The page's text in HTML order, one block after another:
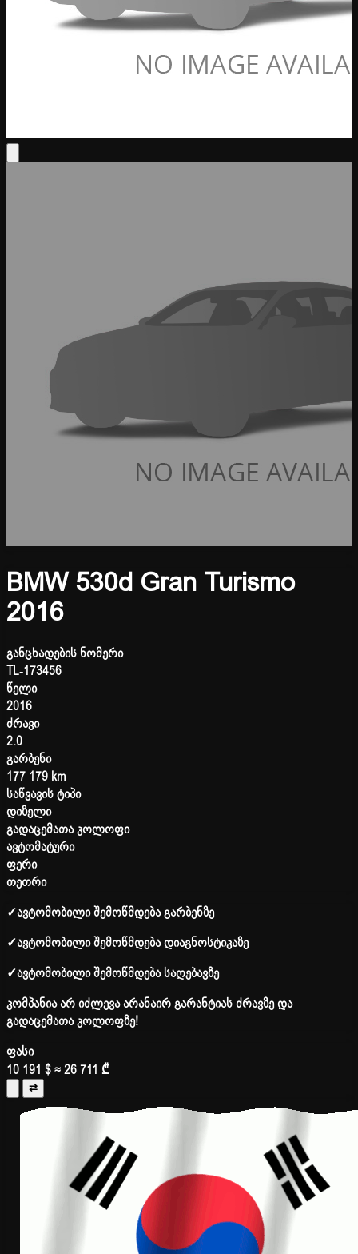
BMW 530d Gran Turismo
2016
განცხადების ნომერი
TL-173456
წელი
2016
ძრავი
2.0
გარბენი
177 179 km
საწვავის ტიპი
დიზელი
გადაცემათა კოლოფი
ავტომატური
ფერი
თეთრი
✓ავტომობილი შემოწმდება გარბენზე
✓ავტომობილი შემოწმდება დიაგნოსტიკაზე
✓ავტომობილი შემოწმდება საღებავზე
კომპანია არ იძლევა არანაირ გარანტიას ძრავზე და
გადაცემათა კოლოფზე!
ფასი
10 191 $≈ 26 711 ₾
⇄